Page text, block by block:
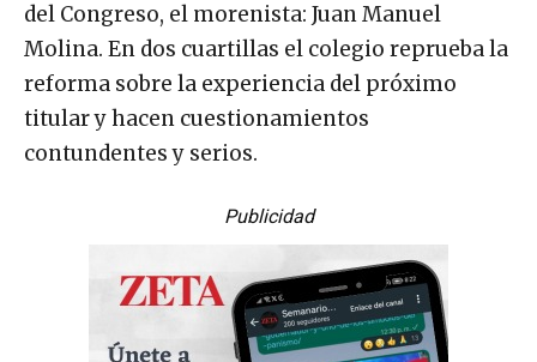
del Congreso, el morenista: Juan Manuel
Molina. En dos cuartillas el colegio reprueba la
reforma sobre la experiencia del próximo
titular y hacen cuestionamientos
contundentes y serios.
Publicidad